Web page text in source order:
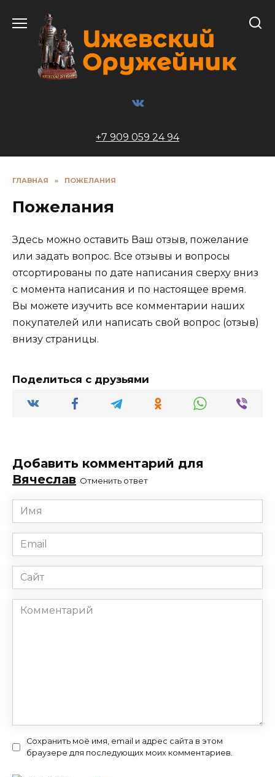
содержанию
+7 909 059 24 94
ГЛАВНАЯ » ПОЖЕЛАНИЯ
Пожелания
Здесь можно оставить Ваш отзыв, пожелание
или задать вопрос. Все отзывы и вопросы
отсортированы по дате написания сверху вниз
с момента написания и по настоящее время.
Вы можете изучить все комментарии наших
покупателей или написать свой вопрос (отзыв)
внизу страницы.
Поделиться с друзьями
Добавить комментарий для
Вячеслав Отменить ответ
Имя
*
Email
*
Сайт
Комментарий
Сохранить моё имя, email и адрес сайта в этом
браузере для последующих моих комментариев.